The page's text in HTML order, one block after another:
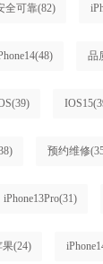
全可靠(82)
(48) 品
(39) IOS15
预约维修
iPhone13Pro(31)
果(24)